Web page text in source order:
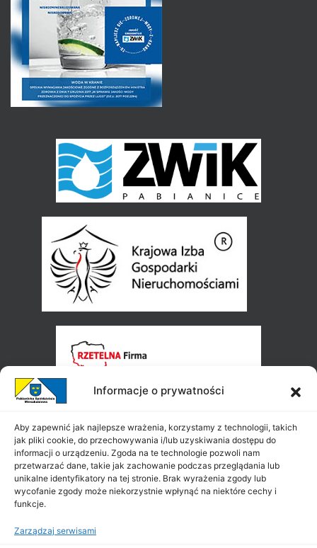
Informacje o prywatności
Aby zapewnić jak najlepsze wrażenia, korzystamy z technologii, takich
jak pliki cookie, do przechowywania i/lub uzyskiwania dostępu do
informacji o urządzeniu. Zgoda na te technologie pozwoli nam
przetwarzać dane, takie jak zachowanie podczas przeglądania lub
unikalne identyfikatory na tej stronie. Brak wyrażenia zgody lub
wycofanie zgody może niekorzystnie wpłynąć na niektóre cechy i
funkcje.
Zarządzaj serwisami